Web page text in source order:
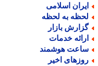
اسلامی
به لحظه
بازار
خدمات
هوشمند
اخیر